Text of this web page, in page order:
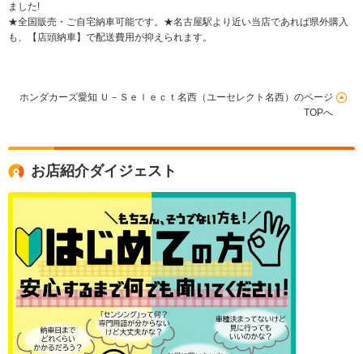
ました!
★全国販売・ご自宅納車可能です。★名古屋駅より近い当店であれば県外購入
も、【店頭納車】で配送費用が抑えられます。
ホンダカーズ愛知 Ｕ－Ｓｅｌｅｃｔ名西（ユーセレクト名西）のページ
TOPへ
お店紹介ダイジェスト